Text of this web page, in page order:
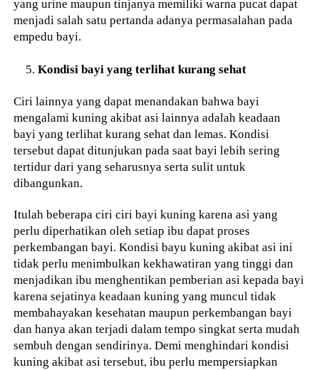
yang urine maupun tinjanya memiliki warna pucat dapat
menjadi salah satu pertanda adanya permasalahan pada
empedu bayi.
Kondisi bayi yang terlihat kurang sehat
Ciri lainnya yang dapat menandakan bahwa bayi
mengalami kuning akibat asi lainnya adalah keadaan
bayi yang terlihat kurang sehat dan lemas. Kondisi
tersebut dapat ditunjukan pada saat bayi lebih sering
tertidur dari yang seharusnya serta sulit untuk
dibangunkan.
Itulah beberapa ciri ciri bayi kuning karena asi yang
perlu diperhatikan oleh setiap ibu dapat proses
perkembangan bayi. Kondisi bayu kuning akibat asi ini
tidak perlu menimbulkan kekhawatiran yang tinggi dan
menjadikan ibu menghentikan pemberian asi kepada bayi
karena sejatinya keadaan kuning yang muncul tidak
membahayakan kesehatan maupun perkembangan bayi
dan hanya akan terjadi dalam tempo singkat serta mudah
sembuh dengan sendirinya. Demi menghindari kondisi
kuning akibat asi tersebut, ibu perlu mempersiapkan